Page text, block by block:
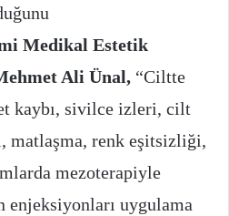
Medikal Estetik
Ali Ünal, “Ciltte
kaybı, sivilce izleri, cilt
matlaşma, renk eşitsizliği,
mezoterapiyle
enjeksiyonları uygulama